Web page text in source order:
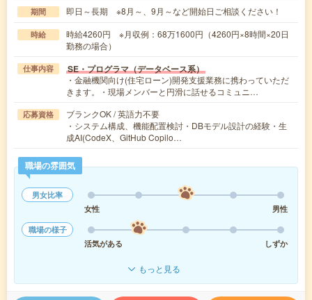
期間 即日～長期 ※8月～、9月～など開始日ご相談ください！
時給
時給4260円 ※月収例：68万1600円（4260円×8時間×20日
勤務の場合）
仕事内容 SE・プログラマ（データベース系）
・金融機関向け(住宅ローン)開発支援業務に携わっていただ
きます。・現場メンバーと円滑に話せるコミュニ…
応募資格
ブランクOK / 英語力不要
・システム構成、機能配置検討・DBモデル設計の経験・生
成AI(CodeX、GitHub Copilo…
職場の雰囲気
男女比率
女性
男性
職場の様子
活気がある
しずか
もっと見る